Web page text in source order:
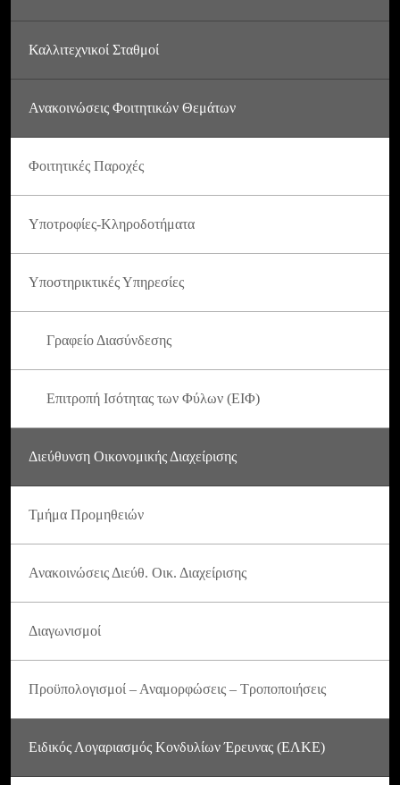
Καλλιτεχνικοί Σταθμοί
Ανακοινώσεις Φοιτητικών Θεμάτων
Φοιτητικές Παροχές
Υποτροφίες-Κληροδοτήματα
Υποστηρικτικές Υπηρεσίες
Γραφείο Διασύνδεσης
Επιτροπή Ισότητας των Φύλων (ΕΙΦ)
Διεύθυνση Οικονομικής Διαχείρισης
Τμήμα Προμηθειών
Ανακοινώσεις Διεύθ. Οικ. Διαχείρισης
Διαγωνισμοί
Προϋπολογισμοί – Αναμορφώσεις – Τροποποιήσεις
Ειδικός Λογαριασμός Κονδυλίων Έρευνας (ΕΛΚΕ)